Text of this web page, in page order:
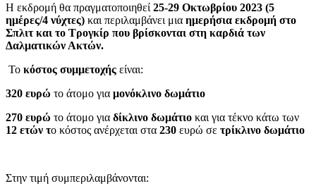
Η εκδρομή θα πραγματοποιηθεί 25-29 Οκτωβρίου 2023 (5
ημέρες/4 νύχτες) και περιλαμβάνει μια ημερήσια εκδρομή στο
Σπλιτ και το Τρογκίρ που βρίσκονται στη καρδιά των
Δαλματικών Ακτών.
Το κόστος συμμετοχής είναι:
320 ευρώ το άτομο για μονόκλινο δωμάτιο
270 ευρώ το άτομο για δίκλινο δωμάτιο και για τέκνο κάτω των
12 ετών το κόστος ανέρχεται στα 230 ευρώ σε τρίκλινο δωμάτιο
Στην τιμή συμπεριλαμβάνονται: